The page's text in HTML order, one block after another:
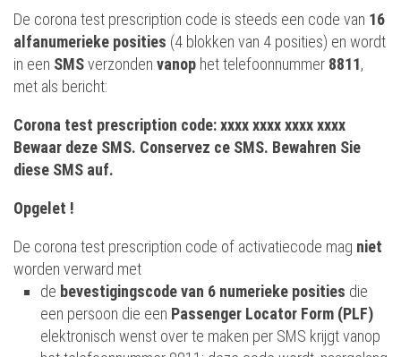
De corona test prescription code is steeds een code van 16
alfanumerieke posities (4 blokken van 4 posities) en wordt
in een SMSverzonden vanop het telefoonnummer 8811,
met als bericht:
Corona test prescription code: xxxx xxxx xxxx xxxx
Bewaar deze SMS. Conservez ce SMS. Bewahren Sie
diese SMS auf.
Opgelet !
De corona test prescription code of activatiecode mag niet
worden verward met
de bevestigingscode van 6 numerieke posities die
een persoon die een Passenger Locator Form (PLF)
elektronisch wenst over te maken per SMS krijgt vanop